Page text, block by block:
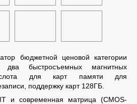
бюджетной ценовой категории
быстросъемных магнитных
для карт памяти для
поддержку карт 128ГБ.
и современная матрица (CMOS-